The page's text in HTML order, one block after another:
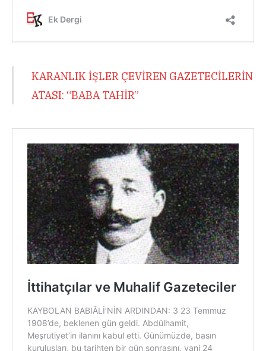
KARANLIK İŞLER ÇEVİREN GAZETECİLERİN
ATASI: “BABA TAHİR”